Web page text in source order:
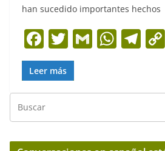
han sucedido importantes hechos
F
a
c
e
b
o
T
w
itt
er
G
l
W
s
A
p
T
gr
a
m
Leer más